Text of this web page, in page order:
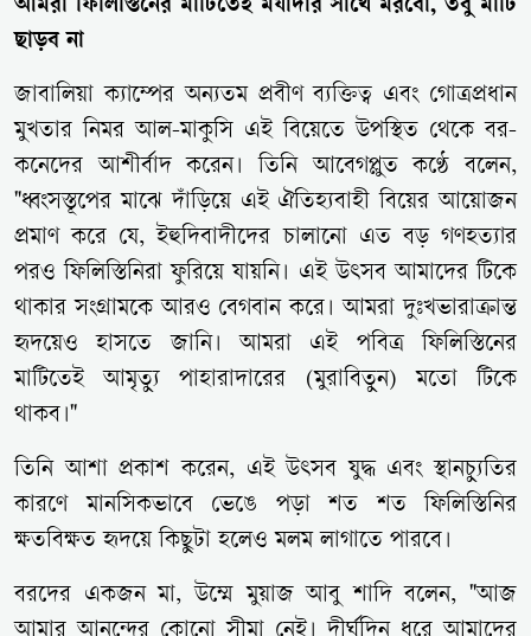
আমরা ফিলিস্তিনের মাটিতেই মর্যাদার সাথে মরবো, তবু মাটি
ছাড়ব না
জাবালিয়া ক্যাম্পের অন্যতম প্রবীণ ব্যক্তিত্ব এবং গোত্রপ্রধান
মুখতার নিমর আল-মাকুসি এই বিয়েতে উপস্থিত থেকে বর-
কনেদের আশীর্বাদ করেন। তিনি আবেগপ্লুত কণ্ঠে বলেন,
"ধ্বংসস্তূপের মাঝে দাঁড়িয়ে এই ঐতিহ্যবাহী বিয়ের আয়োজন
প্রমাণ করে যে, ইহুদিবাদীদের চালানো এত বড় গণহত্যার
পরও ফিলিস্তিনিরা ফুরিয়ে যায়নি। এই উৎসব আমাদের টিকে
থাকার সংগ্রামকে আরও বেগবান করে। আমরা দুঃখভারাক্রান্ত
হৃদয়েও হাসতে জানি। আমরা এই পবিত্র ফিলিস্তিনের
মাটিতেই আমৃত্যু পাহারাদারের (মুরাবিতুন) মতো টিকে
থাকব।"
তিনি আশা প্রকাশ করেন, এই উৎসব যুদ্ধ এবং স্থানচ্যুতির
কারণে মানসিকভাবে ভেঙে পড়া শত শত ফিলিস্তিনির
ক্ষতবিক্ষত হৃদয়ে কিছুটা হলেও মলম লাগাতে পারবে।
বরদের একজন মা, উম্মে মুয়াজ আবু শাদি বলেন, "আজ